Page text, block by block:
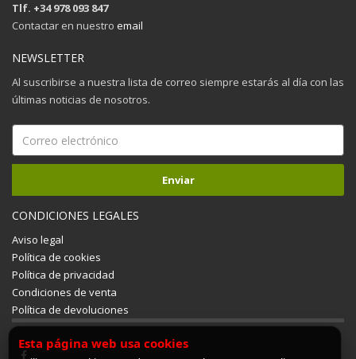
Tlf. +34 978 093 847
Contactar en nuestro email
NEWSLETTER
Al suscribirse a nuestra lista de correo siempre estarás al día con las
últimas noticias de nosotros.
CONDICIONES LEGALES
Aviso legal
Política de cookies
Política de privacidad
Condiciones de venta
Política de devoluciones
Esta página web usa cookies